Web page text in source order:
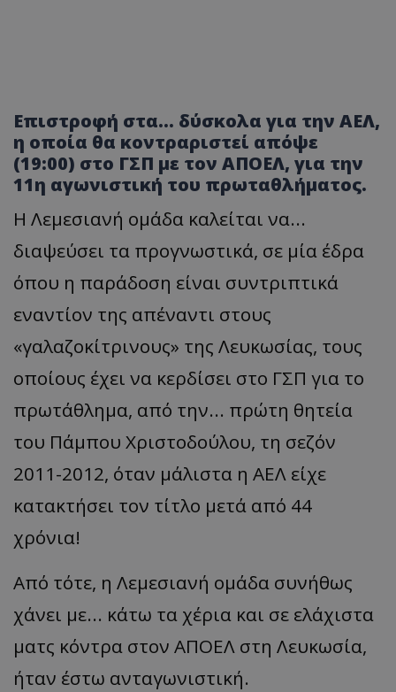
Επιστροφή στα... δύσκολα για την ΑΕΛ,
η οποία θα κοντραριστεί απόψε
(19:00) στο ΓΣΠ με τον ΑΠΟΕΛ, για την
11η αγωνιστική του πρωταθλήματος.
Η Λεμεσιανή ομάδα καλείται να...
διαψεύσει τα προγνωστικά, σε μία έδρα
όπου η παράδοση είναι συντριπτικά
εναντίον της απέναντι στους
«γαλαζοκίτρινους» της Λευκωσίας, τους
οποίους έχει να κερδίσει στο ΓΣΠ για το
πρωτάθλημα, από την... πρώτη θητεία
του Πάμπου Χριστοδούλου, τη σεζόν
2011-2012, όταν μάλιστα η ΑΕΛ είχε
κατακτήσει τον τίτλο μετά από 44
χρόνια!
Από τότε, η Λεμεσιανή ομάδα συνήθως
χάνει με... κάτω τα χέρια και σε ελάχιστα
ματς κόντρα στον ΑΠΟΕΛ στη Λευκωσία,
ήταν έστω ανταγωνιστική.